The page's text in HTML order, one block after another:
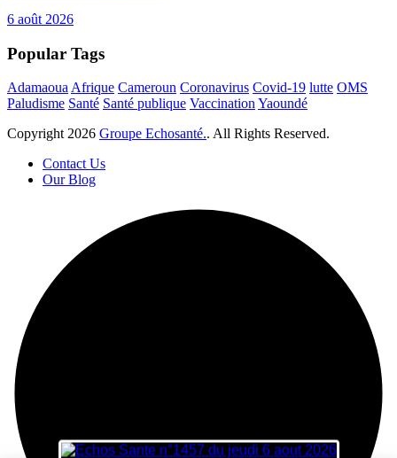
6 août 2026
Popular Tags
Adamaoua Afrique Cameroun Coronavirus Covid-19 lutte OMS
Paludisme Santé Santé publique Vaccination Yaoundé
Copyright 2026 Groupe Echosanté.. All Rights Reserved.
Contact Us
Our Blog